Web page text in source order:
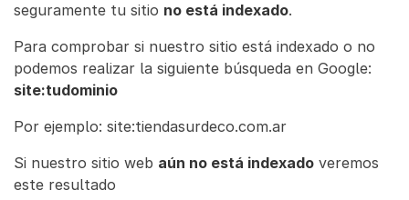
seguramente tu sitio no está indexado.
Para comprobar si nuestro sitio está indexado o no
podemos realizar la siguiente búsqueda en Google:
site:tudominio
Por ejemplo: site:tiendasurdeco.com.ar
Si nuestro sitio web aún no está indexado veremos
este resultado